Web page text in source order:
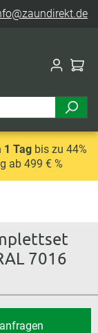
1 Tagbis zu 44%
ab 499 € %
7016